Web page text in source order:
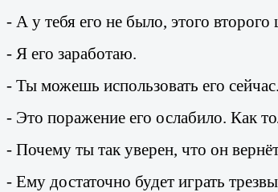
- А у тебя его не было, этого второго
- Я его заработаю.
- Ты можешь использовать его сейчас.
- Это поражение его ослабило. Как
- Почему ты так уверен, что он
- Ему достаточно будет играть